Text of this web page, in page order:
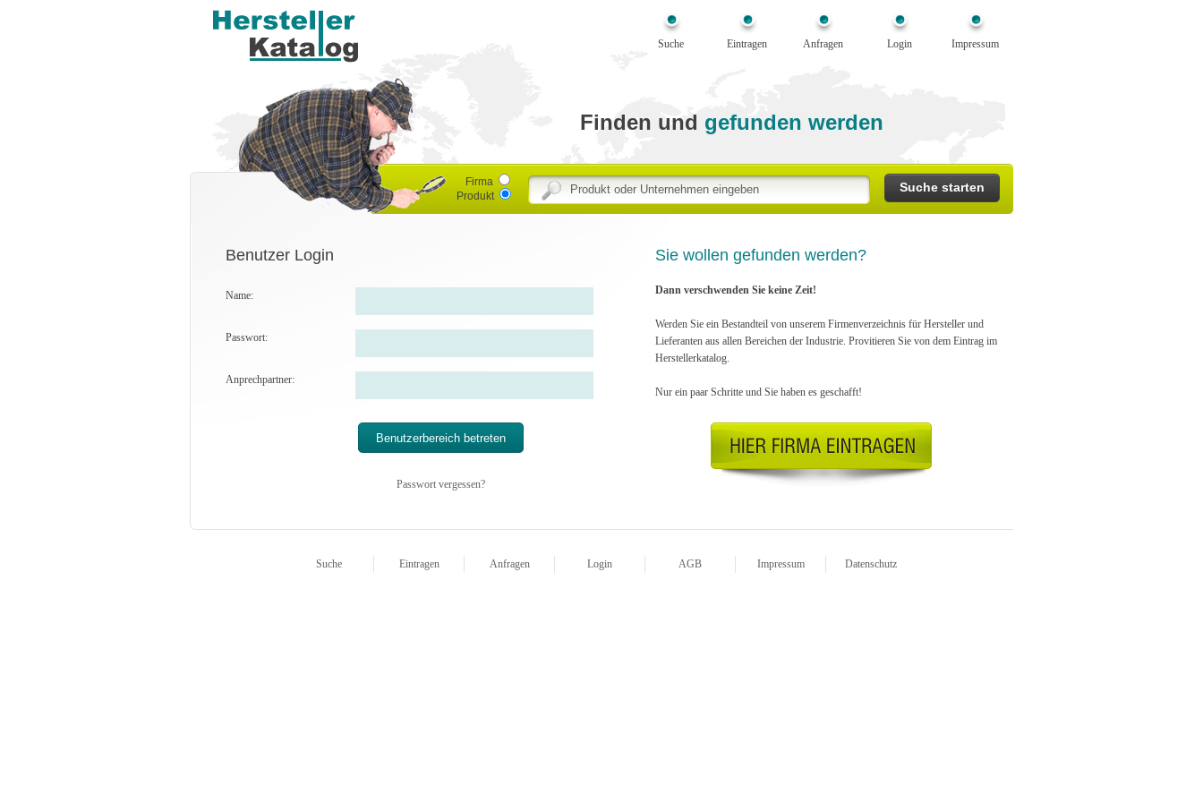
Suche Eintragen Anfragen Login Impressum
Finden und gefunden werden
Firma
Produkt
Benutzer Login
Name:
Passwort:
Anprechpartner:
Passwort vergessen?
Sie wollen gefunden werden?
Dann verschwenden Sie keine Zeit!
Werden Sie ein Bestandteil von unserem Firmenverzeichnis für Hersteller und
Lieferanten aus allen Bereichen der Industrie. Provitieren Sie von dem Eintrag im
Herstellerkatalog.
Nur ein paar Schritte und Sie haben es geschafft!
Suche Eintragen Anfragen Login AGB Impressum Datenschutz